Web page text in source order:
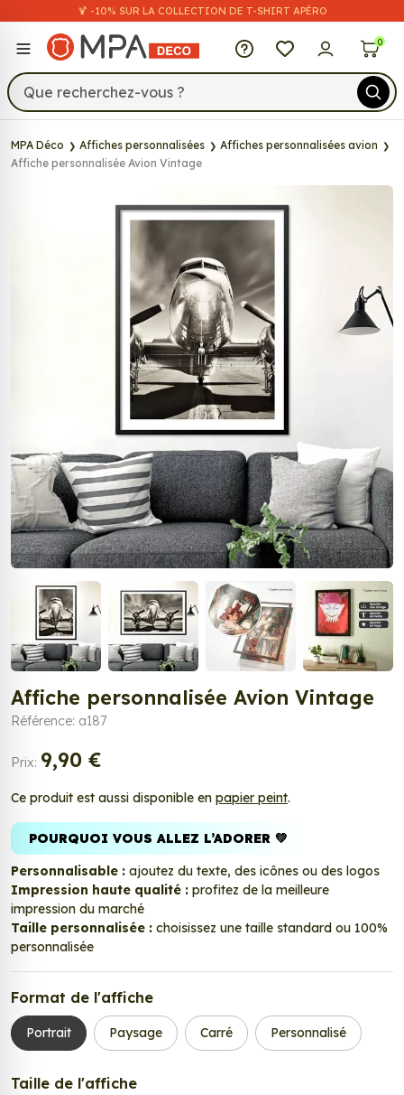
🍹 -10% SUR LA COLLECTION DE T-SHIRT APÉRO
MPA Déco 0
MPA Déco Affiches personnalisées
Affiches personnalisées avion
Affiche personnalisée Avion Vintage
Affiche personnalisée Avion Vintage
Référence: a187
Prix: 9,90 €
Ce produit est aussi disponible en papier peint.
POURQUOI VOUS ALLEZ L’ADORER 💚
Personnalisable : ajoutez du texte, des icônes ou des logos
Impression haute qualité : profitez de la meilleure
impression du marché
Taille personnalisée : choisissez une taille standard ou 100%
personnalisée
Format de l'affiche
Portrait Paysage Carré Personnalisé
Taille de l'affiche